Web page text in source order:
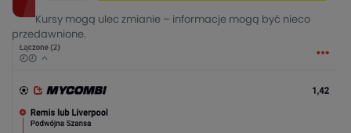
Kursy mogą ulec zmianie – informacje mogą być nieco
przedawnione.